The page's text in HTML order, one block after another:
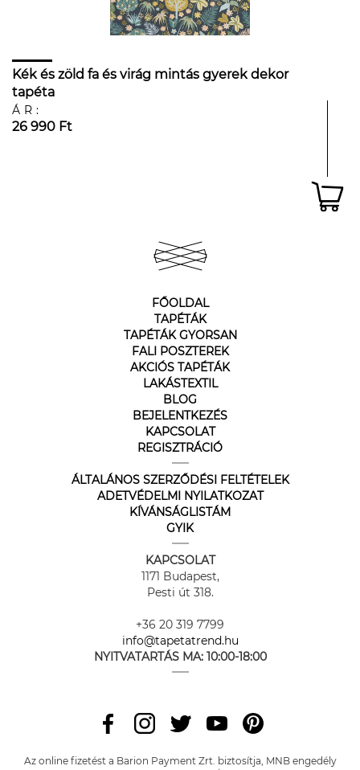
Kék és zöld fa és virág mintás gyerek dekor
tapéta
ÁR:
26 990 Ft
FŐOLDAL
TAPÉTÁK
TAPÉTÁK GYORSAN
FALI POSZTEREK
AKCIÓS TAPÉTÁK
LAKÁSTEXTIL
BLOG
BEJELENTKEZÉS
KAPCSOLAT
REGISZTRÁCIÓ
ÁLTALÁNOS SZERZŐDÉSI FELTÉTELEK
ADETVÉDELMI NYILATKOZAT
KÍVÁNSÁGLISTÁM
GYIK
KAPCSOLAT
1171 Budapest,
Pesti út 318.
+36 20 319 7799
info@tapetatrend.hu
NYITVATARTÁS MA: 10:00-18:00
Az online fizetést a Barion Payment Zrt. biztosítja, MNB engedély